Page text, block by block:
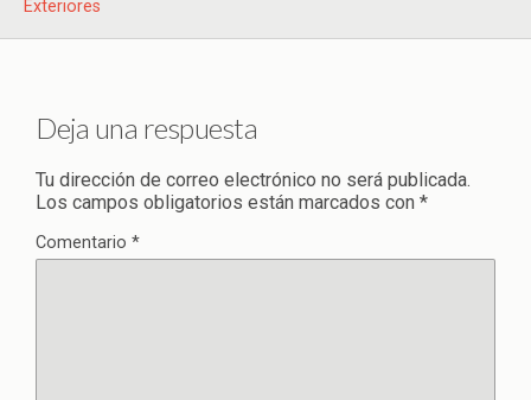
Exteriores
Deja una respuesta
Tu dirección de correo electrónico no será publicada.
Los campos obligatorios están marcados con *
Comentario *